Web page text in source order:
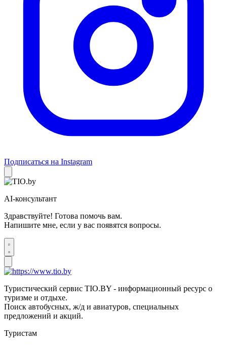
Подписаться на Instagram
AI-консультант
Здравствуйте! Готова помочь вам.
Напишите мне, если у вас появятся вопросы.
Туристический сервис TIO.BY - информационный ресурс о
туризме и отдыхе.
Поиск автобусных, ж/д и авиатуров, специальных
предложений и акций.
Туристам